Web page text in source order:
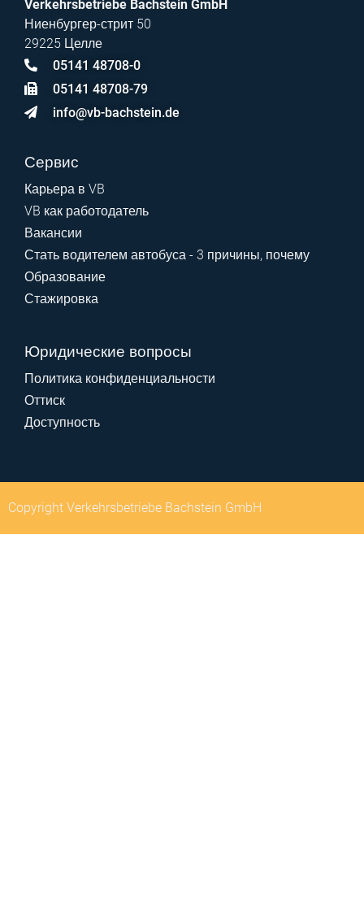
Verkehrsbetriebe Bachstein GmbH
Ниенбургер-стрит 50
29225 Целле
05141 48708-0
05141 48708-79
info@vb-bachstein.de
Сервис
Карьера в VB
VB как работодатель
Вакансии
Стать водителем автобуса - 3 причины, почему
Образование
Стажировка
Юридические вопросы
Политика конфиденциальности
Оттиск
Доступность
Copyright Verkehrsbetriebe Bachstein GmbH